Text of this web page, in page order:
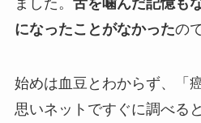
になったことがなかったの
始めは血豆とわからず、「
思いネットですぐに調べる